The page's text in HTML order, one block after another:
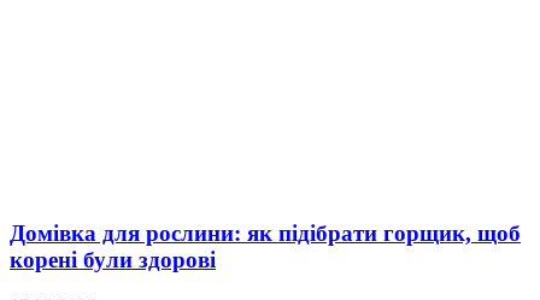
Домівка для рослини: як підібрати горщик, щоб
корені були здорові